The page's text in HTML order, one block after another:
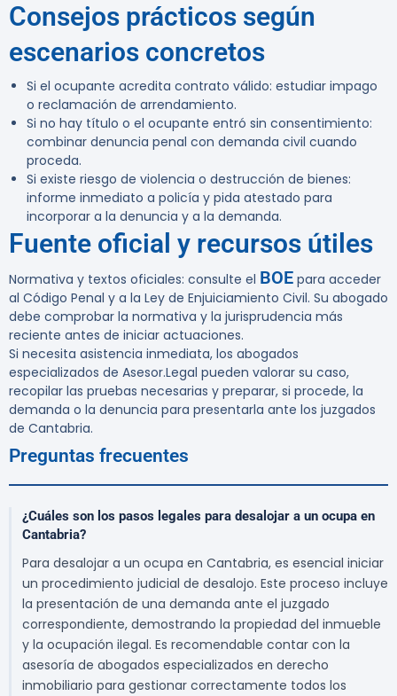
Consejos prácticos según
escenarios concretos
Si el ocupante acredita contrato válido: estudiar impago
o reclamación de arrendamiento.
Si no hay título o el ocupante entró sin consentimiento:
combinar denuncia penal con demanda civil cuando
proceda.
Si existe riesgo de violencia o destrucción de bienes:
informe inmediato a policía y pida atestado para
incorporar a la denuncia y a la demanda.
Fuente oficial y recursos útiles
Normativa y textos oficiales: consulte el BOE para acceder
al Código Penal y a la Ley de Enjuiciamiento Civil. Su abogado
debe comprobar la normativa y la jurisprudencia más
reciente antes de iniciar actuaciones.
Si necesita asistencia inmediata, los abogados
especializados de Asesor.Legal pueden valorar su caso,
recopilar las pruebas necesarias y preparar, si procede, la
demanda o la denuncia para presentarla ante los juzgados
de Cantabria.
Preguntas frecuentes
¿Cuáles son los pasos legales para desalojar a un ocupa en
Cantabria?
Para desalojar a un ocupa en Cantabria, es esencial iniciar
un procedimiento judicial de desalojo. Este proceso incluye
la presentación de una demanda ante el juzgado
correspondiente, demostrando la propiedad del inmueble
y la ocupación ilegal. Es recomendable contar con la
asesoría de abogados especializados en derecho
inmobiliario para gestionar correctamente todos los